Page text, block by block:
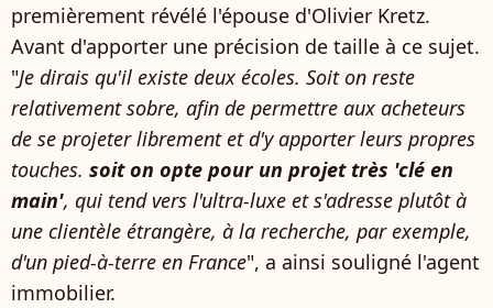
premièrement révélé l'épouse d'Olivier Kretz.
Avant d'apporter une précision de taille à ce sujet.
"Je dirais qu'il existe deux écoles. Soit on reste
relativement sobre, afin de permettre aux acheteurs
de se projeter librement et d'y apporter leurs propres
touches. soit on opte pour un projet très 'clé en
main', qui tend vers l'ultra-luxe et s'adresse plutôt à
une clientèle étrangère, à la recherche, par exemple,
d'un pied-à-terre en France", a ainsi souligné l'agent
immobilier.